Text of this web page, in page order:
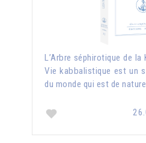
L’Arbre séphirotique de
Vie kabbalistique est un
du monde qui est de